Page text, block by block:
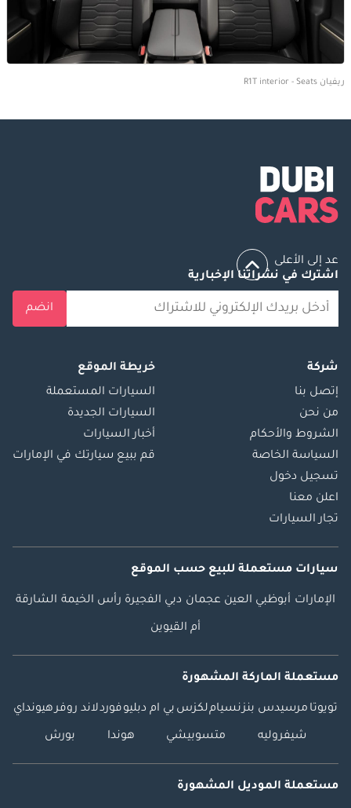
ريفيان R1T interior - Seats
عد إلى الأعلى
اشترك في نشراتنا الإخبارية
انضم
شركة
إتصل بنا
من نحن
الشروط والأحكام
السياسة الخاصة
تسجيل دخول
اعلن معنا
تجار السيارات
خريطة الموقع
السيارات المستعملة
السيارات الجديدة
أخبار السيارات
قم ببيع سيارتك في الإمارات
سيارات مستعملة للبيع حسب الموقع
الإمارات أبوظبي العين عجمان دبي الفجيرة رأس الخيمة الشارقة
أم القيوين
مستعملة الماركة المشهورة
تويوتا مرسيدس بنزنسياملكزس بي ام دبليوفوردلاند روفرهيونداي
شيفروليه متسوبيشي هوندا بورش
مستعملة الموديل المشهورة